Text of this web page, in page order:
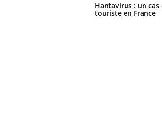
Hantavirus : un cas
touriste en France